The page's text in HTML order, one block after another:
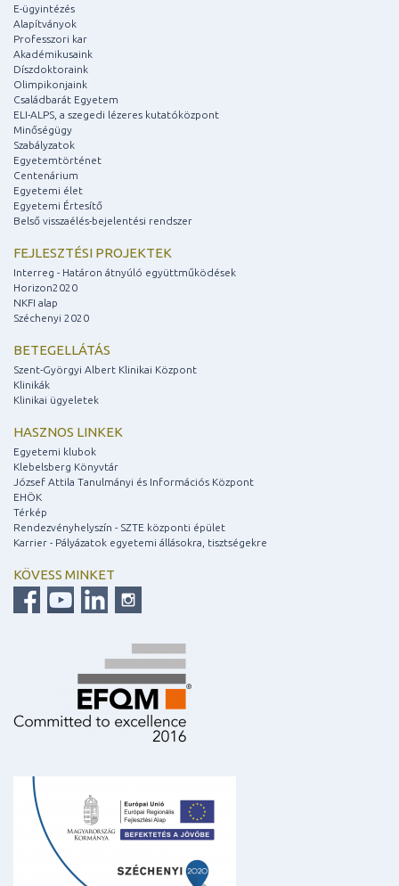
E-ügyintézés
Alapítványok
Professzori kar
Akadémikusaink
Díszdoktoraink
Olimpikonjaink
Családbarát Egyetem
ELI-ALPS, a szegedi lézeres kutatóközpont
Minőségügy
Szabályzatok
Egyetemtörténet
Centenárium
Egyetemi élet
Egyetemi Értesítő
Belső visszaélés-bejelentési rendszer
FEJLESZTÉSI PROJEKTEK
Interreg - Határon átnyúló együttműködések
Horizon2020
NKFI alap
Széchenyi 2020
BETEGELLÁTÁS
Szent-Györgyi Albert Klinikai Központ
Klinikák
Klinikai ügyeletek
HASZNOS LINKEK
Egyetemi klubok
Klebelsberg Könyvtár
József Attila Tanulmányi és Információs Központ
EHÖK
Térkép
Rendezvényhelyszín - SZTE központi épület
Karrier - Pályázatok egyetemi állásokra, tisztségekre
KÖVESS MINKET